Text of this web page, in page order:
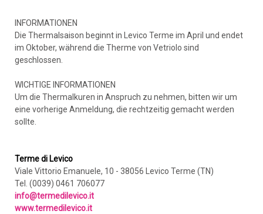
INFORMATIONEN
Die Thermalsaison beginnt in Levico Terme im April und endet
im Oktober, während die Therme von Vetriolo sind
geschlossen.
WICHTIGE INFORMATIONEN
Um die Thermalkuren in Anspruch zu nehmen, bitten wir um
eine vorherige Anmeldung, die rechtzeitig gemacht werden
sollte.
Terme di Levico
Viale Vittorio Emanuele, 10 - 38056 Levico Terme (TN)
Tel. (0039) 0461 706077
info@termedilevico.it
www.termedilevico.it